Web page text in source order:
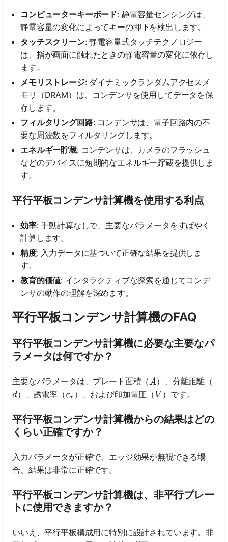
コンピューターキーボード: 静電容量センシングは、
静電容量の変化によってキーの押下を検出します。
タッチスクリーン: 静電容量式タッチテクノロジー
は、指が画面に触れたときの静電容量の変化に依存し
ます。
メモリストレージ: ダイナミックランダムアクセスメ
モリ（DRAM）は、コンデンサを使用してデータを保
存します。
フィルタリング回路: コンデンサは、電子回路内の不
要な周波数をフィルタリングします。
エネルギー貯蔵: コンデンサは、カメラのフラッシュ
などのデバイスに短期的なエネルギー貯蔵を提供しま
す。
平行平板コンデンサ計算機を使用する利点
効率: 手動計算なしで、主要なパラメータをすばやく
計算します。
精度: 入力データに基づいて正確な結果を提供しま
す。
教育的価値: インタラクティブな探索を通じてコンデ
ンサの動作の理解を深めます。
平行平板コンデンサ計算機のFAQ
平行平板コンデンサ計算機に必要な主要なパ
ラメータは何ですか？
主要なパラメータは、プレート面積（A
A）、分離距離（
d
d）、誘電率（\varepsilon_r
εr ）、および印加電圧（V
V ）です。
平行平板コンデンサ計算機からの結果はどの
くらい正確ですか？
入力パラメータが正確で、エッジ効果が無視できる場
合、結果は非常に正確です。
平行平板コンデンサ計算機は、非平行プレー
トに使用できますか？
いいえ、平行平板構成用に特別に設計されています。非